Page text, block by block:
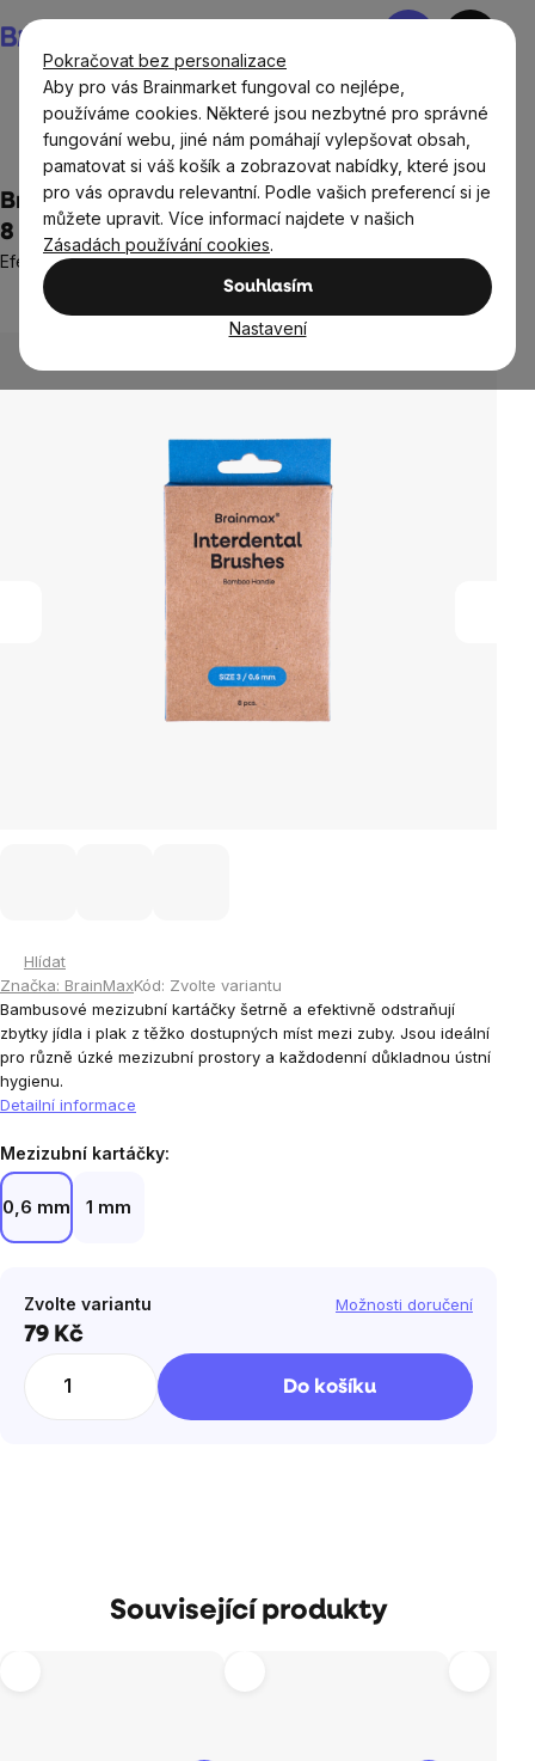
Pokračovat bez personalizace
Aby pro vás Brainmarket fungoval co nejlépe,
používáme cookies. Některé jsou nezbytné pro správné
fungování webu, jiné nám pomáhají vylepšovat obsah,
pamatovat si váš košík a zobrazovat nabídky, které jsou
pro vás opravdu relevantní. Podle vašich preferencí si je
můžete upravit. Více informací najdete v našich
Zásadách používání cookies.
Souhlasím
Nastavení
na
obsah
Nákupní
Přírodní kosmetika Zubní péče Zubní kartáčky
BrainMax® Mezizubní kartáčky z bambusu,
8 ks
Efektivní péče o mezizubní prostory
Průměrné
produktu
Hlídat
Značka: BrainMaxKód: Zvolte variantu
Bambusové mezizubní kartáčky šetrně a efektivně odstraňují
zbytky jídla i plak z těžko dostupných míst mezi zuby. Jsou ideální
pro různě úzké mezizubní prostory a každodenní důkladnou ústní
hygienu.
Detailní informace
Mezizubní kartáčky:
0,6 mm 1 mm
Zvolte variantu Možnosti doručení
79 Kč
Do košíku
Související produkty